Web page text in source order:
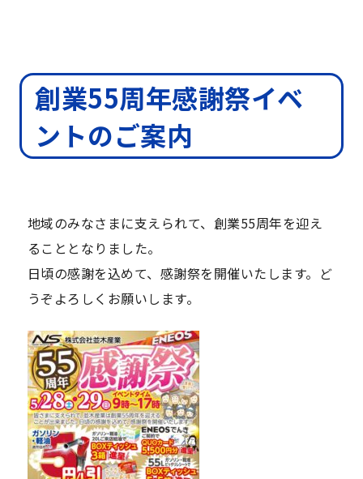
創業55周年感謝祭イベ
ントのご案内
地域のみなさまに支えられて、創業55周年を迎え
ることとなりました。
日頃の感謝を込めて、感謝祭を開催いたします。ど
うぞよろしくお願いします。